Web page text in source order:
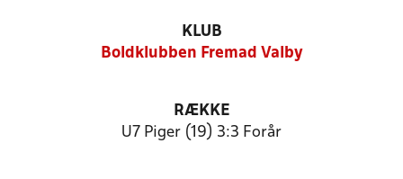
KLUB
Boldklubben Fremad Valby
RÆKKE
U7 Piger (19) 3:3 Forår